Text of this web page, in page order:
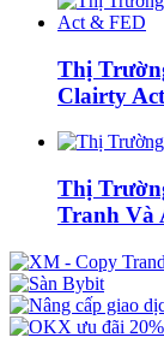
Thị
Clairty
Thị
Tranh Và